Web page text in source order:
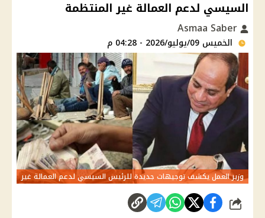
السيسي لدعم العمالة غير المنتظمة
الخميس 09/يوليو/2026 - 04:28 م
وزير العمل يكشف توجيهات جديدة للرئيس السيسي لدعم العمالة غير
شارك